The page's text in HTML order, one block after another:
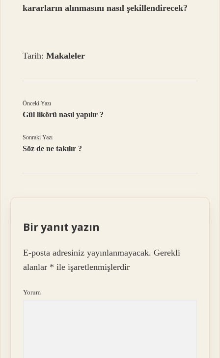
kararların alınmasını nasıl şekillendirecek?
Tarih:Makaleler
Önceki Yazı
Gül likörü nasıl yapılır ?
Sonraki Yazı
Söz de ne takılır ?
Bir yanıt yazın
E-posta adresiniz yayınlanmayacak. Gerekli
alanlar * ile işaretlenmişlerdir
Yorum